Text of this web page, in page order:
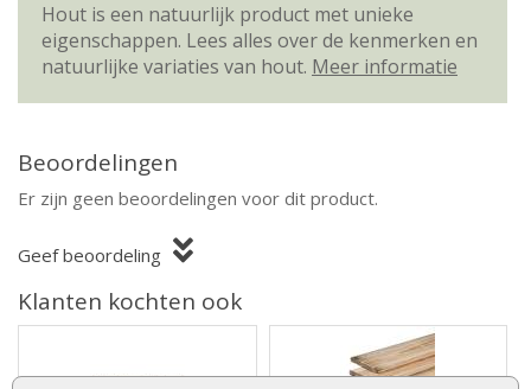
Hout is een natuurlijk product met unieke
eigenschappen. Lees alles over de kenmerken en
natuurlijke variaties van hout. Meer informatie
Beoordelingen
Er zijn geen beoordelingen voor dit product.
Geef beoordeling
Klanten kochten ook